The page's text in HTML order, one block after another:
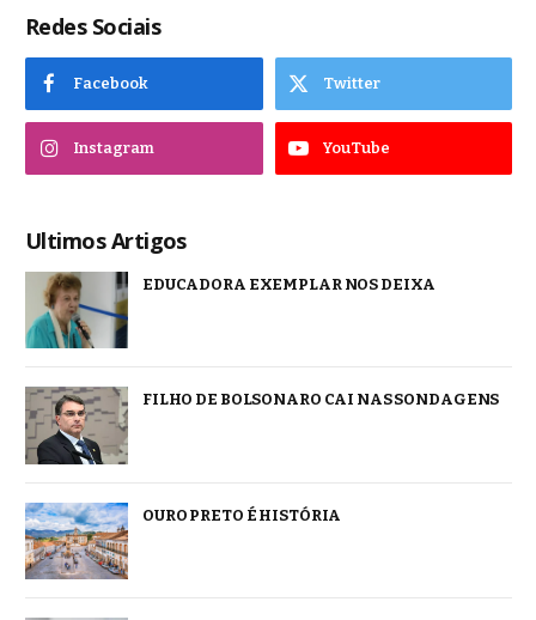
Redes Sociais
Facebook Twitter
Instagram YouTube
Ultimos Artigos
EDUCADORA EXEMPLAR NOS DEIXA
FILHO DE BOLSONARO CAI NAS SONDAGENS
OURO PRETO É HISTÓRIA